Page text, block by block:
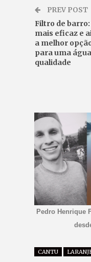
PREV POST
Filtro de barro:
mais eficaz e
a melhor
para uma
qualidade
Pedro Henrique
CANTU